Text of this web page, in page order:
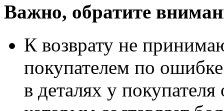
Важно, обратите
К возврату не
покупателем по
в деталях у